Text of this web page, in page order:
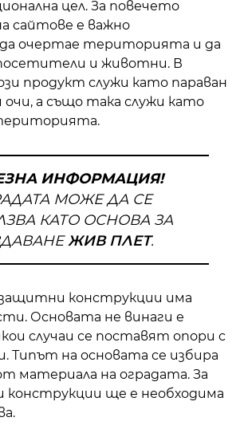
цел. За повечето
сайтове е важно
очертае територията и да
и животни. В
продукт служи като параван
а също така служи като
ИНФОРМАЦИЯ!
МОЖЕ ДА СЕ
КАТО ОСНОВА ЗА
ЖИВ ПЛЕТ.
конструкции има
Основата не винаги е
случаи се поставят опори с
Типът на основата се избира
материала на оградата. За
конструкции ще е необходима